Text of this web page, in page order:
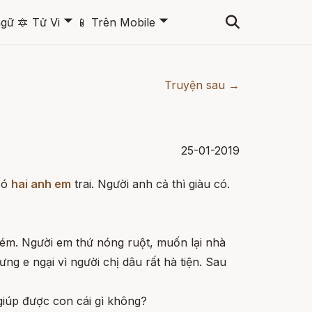
🔯 Tử Vi 🞃 📱 Trên Mobile 🞃
Truyện sau →
25-01-2019
hai anh em trai. Người anh cả thì giàu có.
Người em thứ nóng ruột, muốn lại nhà
e ngại vì người chị dâu rất hà tiện. Sau
được con cái gì không?